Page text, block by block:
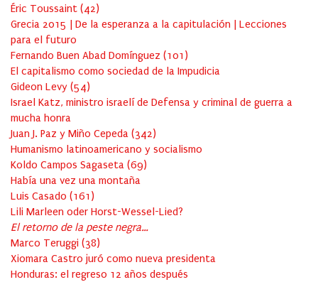
Éric Toussaint (42)
Grecia 2015 | De la esperanza a la capitulación | Lecciones
para el futuro
Fernando Buen Abad Domínguez (101 )
El capitalismo como sociedad de la Impudicia
Gideon Levy (54)
Israel Katz, ministro israelí de Defensa y criminal de guerra a
mucha honra
Juan J. Paz y Miño Cepeda (342)
Humanismo latinoamericano y socialismo
Koldo Campos Sagaseta (69)
Había una vez una montaña
Luis Casado (161 )
Lili Marleen oder Horst-Wessel-Lied?
El retorno de la peste negra…
Marco Teruggi (38)
Xiomara Castro juró como nueva presidenta
Honduras: el regreso 12 años después